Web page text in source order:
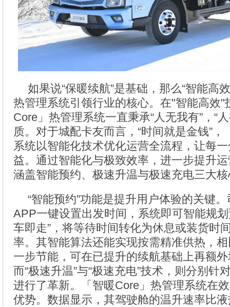
如果说“保暖续航”是基础，那么“智能高
热管理系统引领行业的核心。在"智能高效"
Core」热管理系统一直秉承“人无我有”，“
质。对于城配卡友而言，“时间就是金钱”
系统以智能化技术优化运营全流程，让每
益。通过智能化与极致效率，进一步提升
涵盖智能预约、极速升温与极速充电三大
“智能预约”功能是提升用户体验的关键
APP一键设置出发时间，系统即可智能规
车即走”，将等待时间转化为休息或装货时
率。其智能算法还能实现按需精准供热，
一步节能，可在已提升的续航基础上再额
而“极速升温”与“极速充电”技术，则分别针
进行了革新。「智暖Core」热管理系统在
优势。数据显示，其驾驶舱的温升速率比